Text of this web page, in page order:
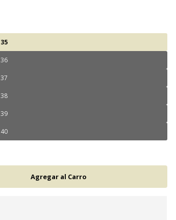
35
36
37
38
39
40